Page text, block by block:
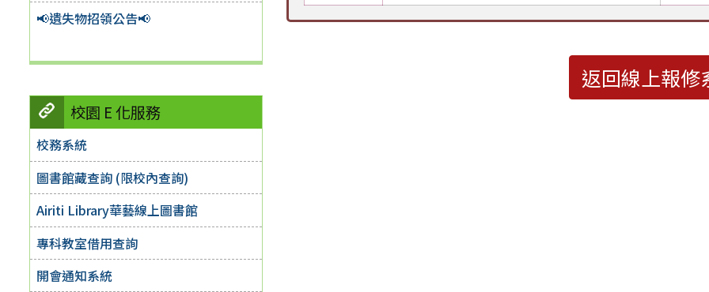
📢遺失物招領公告📢
校園 E 化服務
校務系統
圖書館藏查詢 (限校內查詢)
Airiti Library華藝線上圖書館
專科教室借用查詢
開會通知系統
返回線上報修